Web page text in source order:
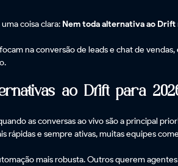
coisa clara: Nem toda alternativa ao
na conversão de leads e chat de
ao Drift para
as conversas ao vivo são a principal
rápidas e sempre ativas, muitas equipes
mais robusta. Outros querem